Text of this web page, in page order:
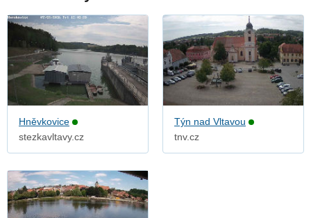
Hněvkovice
stezkavltavy.cz
Týn nad Vltavou
tnv.cz